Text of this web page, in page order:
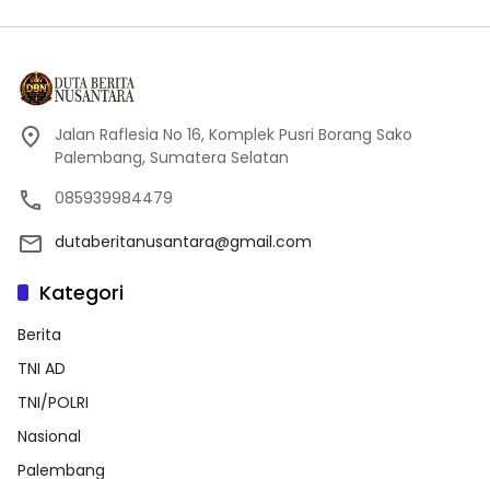
Jalan Raflesia No 16, Komplek Pusri Borang Sako
Palembang, Sumatera Selatan
085939984479
dutaberitanusantara@gmail.com
Kategori
Berita
TNI AD
TNI/POLRI
Nasional
Palembang